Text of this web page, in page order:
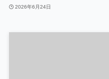
2026年6月24日